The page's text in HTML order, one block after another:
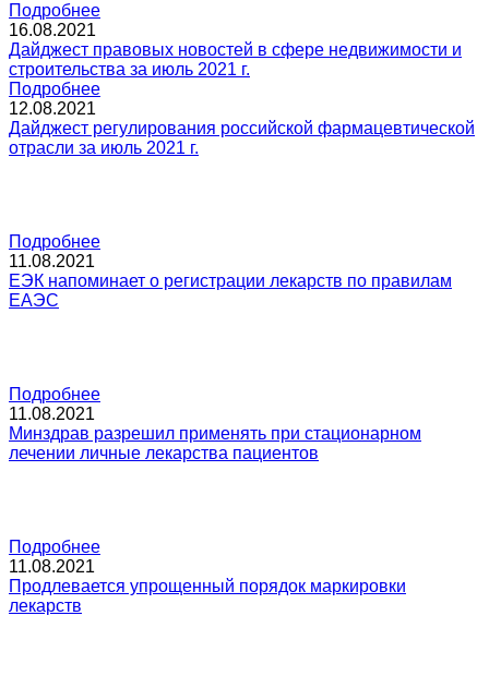
Подробнее
16.08.2021
Дайджест правовых новостей в сфере недвижимости и
строительства за июль 2021 г.
Подробнее
12.08.2021
Дайджест регулирования российской фармацевтической
отрасли за июль 2021 г.
Подробнее
11.08.2021
ЕЭК напоминает о регистрации лекарств по правилам
ЕАЭС
Подробнее
11.08.2021
Минздрав разрешил применять при стационарном
лечении личные лекарства пациентов
Подробнее
11.08.2021
Продлевается упрощенный порядок маркировки
лекарств